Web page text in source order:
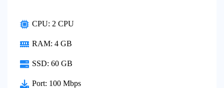
CPU: 2 CPU
RAM: 4 GB
SSD: 60 GB
Port: 100 Mbps